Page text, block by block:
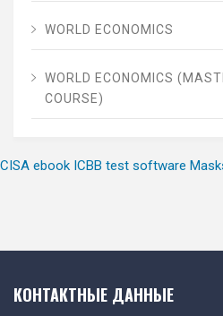
WORLD ECONOMICS
WORLD ECONOMICS
COURSE)
CISA ebook ICBB test software
КОНТАКТНЫЕ ДАННЫЕ